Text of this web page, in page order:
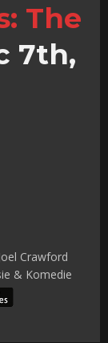
The
7th,
Crawford
& Komedie